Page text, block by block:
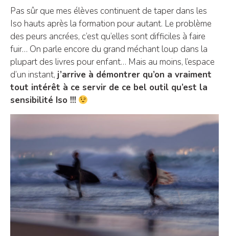
Pas sûr que mes élèves continuent de taper dans les
Iso hauts après la formation pour autant. Le problème
des peurs ancrées, c’est qu’elles sont difficiles à faire
fuir… On parle encore du grand méchant loup dans la
plupart des livres pour enfant… Mais au moins, l’espace
d’un instant, j’arrive à démontrer qu’on a vraiment
tout intérêt à ce servir de ce bel outil qu’est la
sensibilité Iso !!!